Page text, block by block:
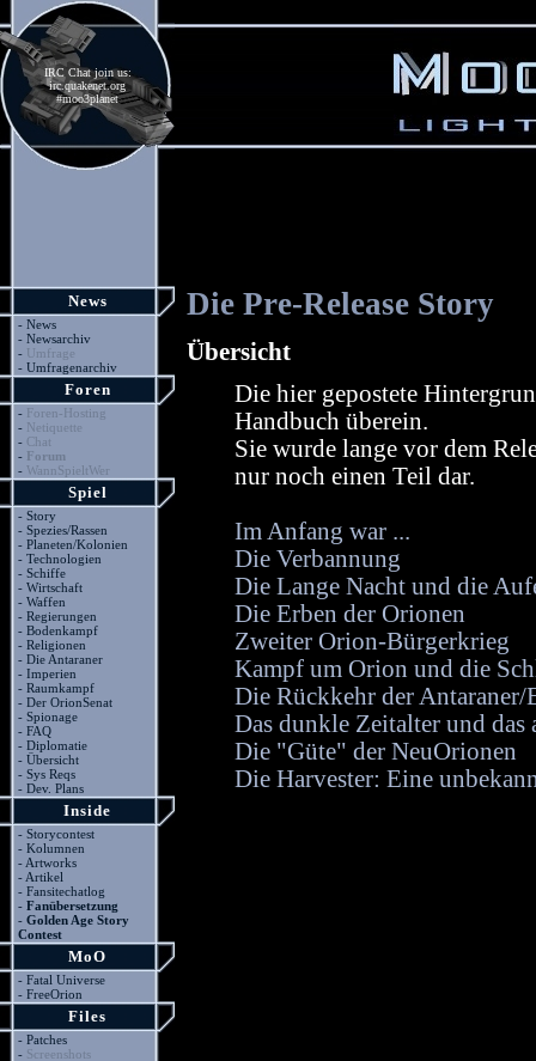
IRC Chat join us:
irc.quakenet.org
#moo3planet
News
- News
- Newsarchiv
- Umfrage
- Umfragenarchiv
Foren
- Foren-Hosting
- Netiquette
- Chat
- Forum
- WannSpieltWer
Spiel
- Story
- Spezies/Rassen
- Planeten/Kolonien
- Technologien
- Schiffe
- Wirtschaft
- Waffen
- Regierungen
- Bodenkampf
- Religionen
- Die Antaraner
- Imperien
- Raumkampf
- Der OrionSenat
- Spionage
- FAQ
- Diplomatie
- Übersicht
- Sys Reqs
- Dev. Plans
Inside
- Storycontest
- Kolumnen
- Artworks
- Artikel
- Fansitechatlog
- Fanübersetzung
- Golden Age Story
Contest
MoO
- Fatal Universe
- FreeOrion
Files
- Patches
- Screenshots
Die Pre-Release Story
Übersicht
Die hier gepostete
Handbuch überein.
Sie wurde lange vor dem
nur noch einen Teil dar.
Im Anfang war ...
Die Verbannung
Die Lange Nacht und die
Die Erben der Orionen
Zweiter Orion-Bürgerkrieg
Kampf um Orion und die
Die Rückkehr der
Das dunkle Zeitalter und das
Die "Güte" der NeuOrionen
Die Harvester: Eine